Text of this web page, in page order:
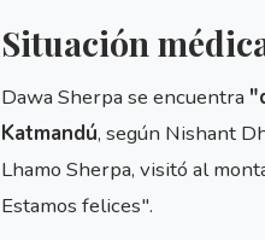
Situación
Dawa Sherpa se encuentra
Katmandú, según Nishant
Lhamo Sherpa, visitó al
Estamos felices".